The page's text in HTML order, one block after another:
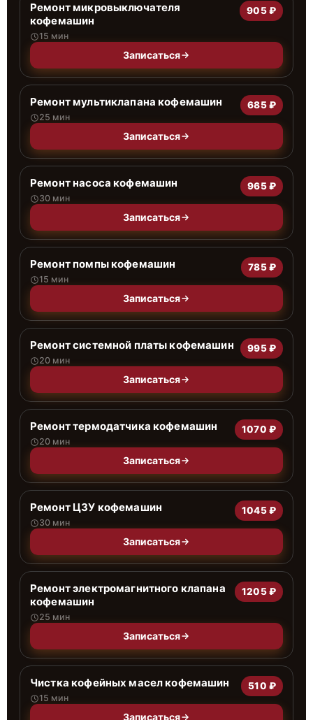
Ремонт микровыключателя
кофемашин
15 мин
905 ₽
Записаться
Ремонт мультиклапана кофемашин
25 мин
685 ₽
Записаться
Ремонт насоса кофемашин
30 мин
965 ₽
Записаться
Ремонт помпы кофемашин
15 мин
785 ₽
Записаться
Ремонт системной платы кофемашин
20 мин
995 ₽
Записаться
Ремонт термодатчика кофемашин
20 мин
1070 ₽
Записаться
Ремонт ЦЗУ кофемашин
30 мин
1045 ₽
Записаться
Ремонт электромагнитного клапана
кофемашин
25 мин
1205 ₽
Записаться
Чистка кофейных масел кофемашин
15 мин
510 ₽
Записаться